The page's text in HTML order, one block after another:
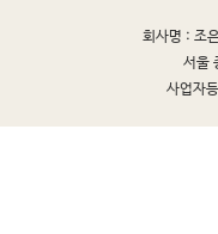
회사명 : 조
서울
사업자